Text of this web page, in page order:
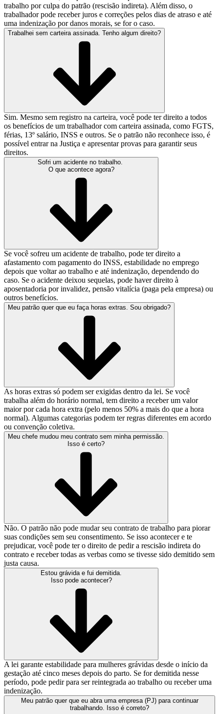
trabalho por culpa do patrão (rescisão indireta). Além disso, o
trabalhador pode receber juros e correções pelos dias de atraso e até
uma indenização por danos morais, se for o caso.
Trabalhei sem carteira assinada. Tenho algum direito?
Sim. Mesmo sem registro na carteira, você pode ter direito a todos
os benefícios de um trabalhador com carteira assinada, como FGTS,
férias, 13º salário, INSS e outros. Se o patrão não reconhece isso, é
possível entrar na Justiça e apresentar provas para garantir seus
direitos.
Sofri um acidente no trabalho.
O que acontece agora?
Se você sofreu um acidente de trabalho, pode ter direito a
afastamento com pagamento do INSS, estabilidade no emprego
depois que voltar ao trabalho e até indenização, dependendo do
caso. Se o acidente deixou sequelas, pode haver direito à
aposentadoria por invalidez, pensão vitalícia (paga pela empresa) ou
outros benefícios.
Meu patrão quer que eu faça horas extras. Sou obrigado?
As horas extras só podem ser exigidas dentro da lei. Se você
trabalha além do horário normal, tem direito a receber um valor
maior por cada hora extra (pelo menos 50% a mais do que a hora
normal). Algumas categorias podem ter regras diferentes em acordo
ou convenção coletiva.
Meu chefe mudou meu contrato sem minha permissão.
Isso é certo?
Não. O patrão não pode mudar seu contrato de trabalho para piorar
suas condições sem seu consentimento. Se isso acontecer e te
prejudicar, você pode ter o direito de pedir a rescisão indireta do
contrato e receber todas as verbas como se tivesse sido demitido sem
justa causa.
Estou grávida e fui demitida.
Isso pode acontecer?
A lei garante estabilidade para mulheres grávidas desde o início da
gestação até cinco meses depois do parto. Se for demitida nesse
período, pode pedir para ser reintegrada ao trabalho ou receber uma
indenização.
Meu patrão quer que eu abra uma empresa (PJ) para continuar
trabalhando. Isso é correto?